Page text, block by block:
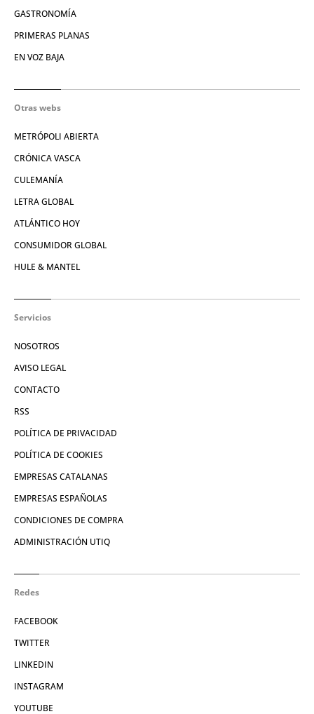
GASTRONOMÍA
PRIMERAS PLANAS
EN VOZ BAJA
Otras webs
METRÓPOLI ABIERTA
CRÓNICA VASCA
CULEMANÍA
LETRA GLOBAL
ATLÁNTICO HOY
CONSUMIDOR GLOBAL
HULE & MANTEL
Servicios
NOSOTROS
AVISO LEGAL
CONTACTO
RSS
POLÍTICA DE PRIVACIDAD
POLÍTICA DE COOKIES
EMPRESAS CATALANAS
EMPRESAS ESPAÑOLAS
CONDICIONES DE COMPRA
ADMINISTRACIÓN UTIQ
Redes
FACEBOOK
TWITTER
LINKEDIN
INSTAGRAM
YOUTUBE